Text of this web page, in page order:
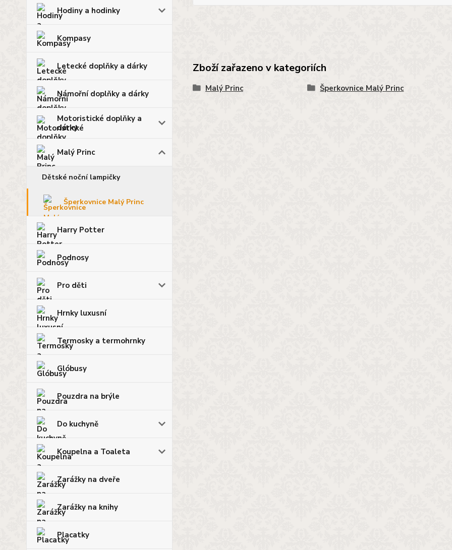
Hodiny a hodinky
Kompasy
Letecké doplňky a dárky
Námořní doplňky a dárky
Motoristické doplňky a
dárky
Malý Princ
Dětské noční lampičky
Šperkovnice Malý Princ
Harry Potter
Podnosy
Pro děti
Hrnky luxusní
Termosky a termohrnky
Glóbusy
Pouzdra na brýle
Do kuchyně
Koupelna a Toaleta
Zarážky na dveře
Zarážky na knihy
Placatky
Zboží zařazeno v kategoriích
Malý Princ Šperkovnice Malý Princ